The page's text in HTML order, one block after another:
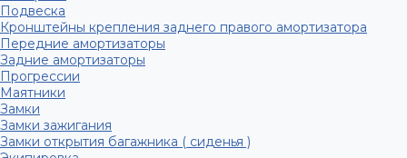
Подвеска
Кронштейны крепления заднего правого амортизатора
Передние амортизаторы
Задние амортизаторы
Прогрессии
Маятники
Замки
Замки зажигания
Замки открытия багажника ( сиденья )